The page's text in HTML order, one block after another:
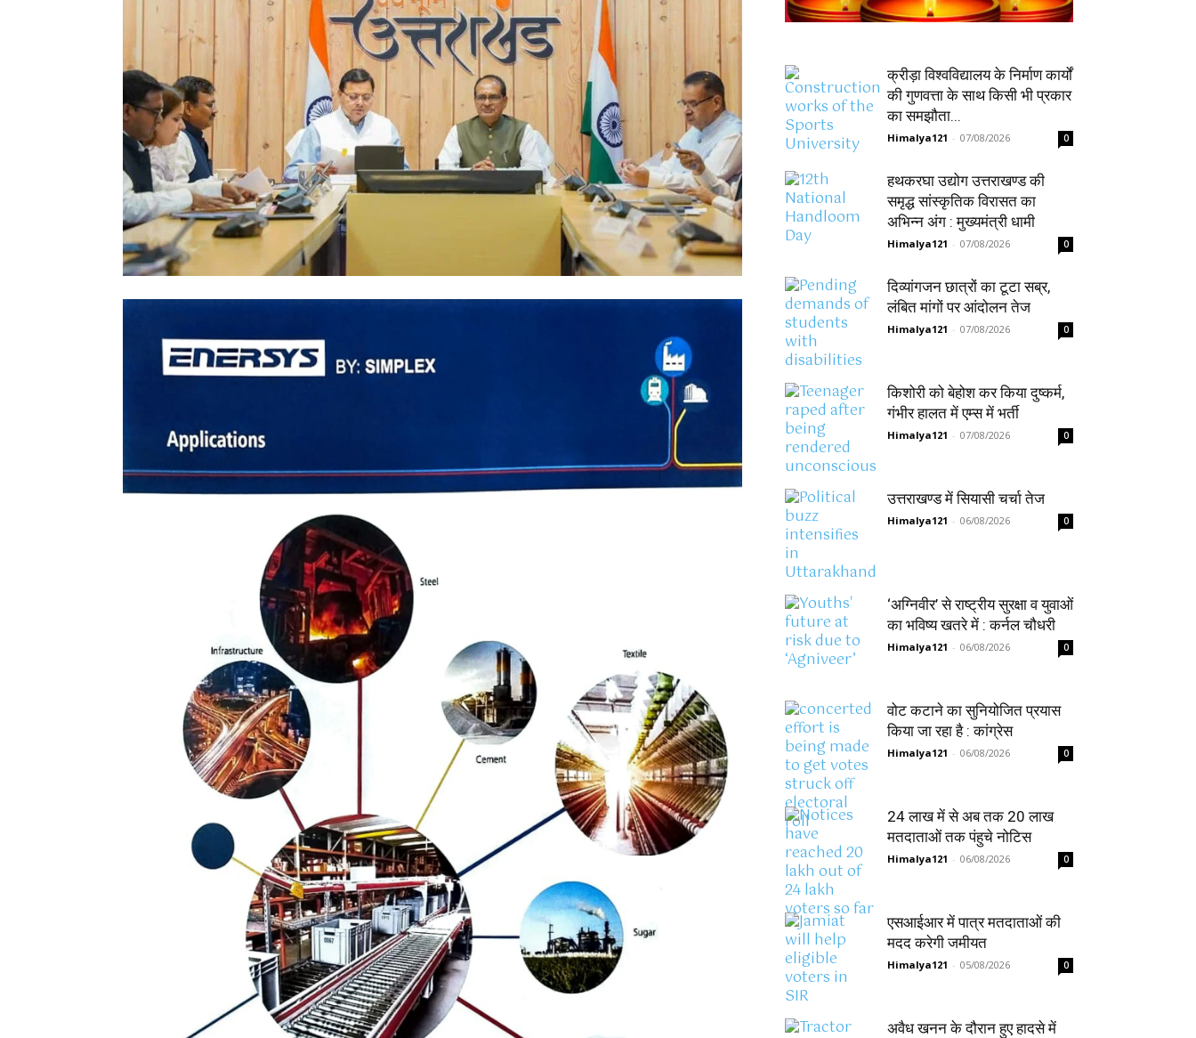
क्रीड़ा विश्वविद्यालय के निर्माण कार्यों
की गुणवत्ता के साथ किसी भी प्रकार
का समझौता...
Himalya121 - 07/08/2026 0
हथकरघा उद्योग उत्तराखण्ड की
समृद्ध सांस्कृतिक विरासत का
अभिन्न अंग : मुख्यमंत्री धामी
Himalya121 - 07/08/2026 0
दिव्यांगजन छात्रों का टूटा सब्र,
लंबित मांगों पर आंदोलन तेज
Himalya121 - 07/08/2026 0
किशोरी को बेहोश कर किया दुष्कर्म,
गंभीर हालत में एम्स में भर्ती
Himalya121 - 07/08/2026 0
उत्तराखण्ड में सियासी चर्चा तेज
Himalya121 - 06/08/2026 0
‘अग्निवीर’ से राष्ट्रीय सुरक्षा व युवाओं
का भविष्य खतरे में : कर्नल चौधरी
Himalya121 - 06/08/2026 0
वोट कटाने का सुनियोजित प्रयास
किया जा रहा है : कांग्रेस
Himalya121 - 06/08/2026 0
24 लाख में से अब तक 20 लाख
मतदाताओं तक पंहुचे नोटिस
Himalya121 - 06/08/2026 0
एसआईआर में पात्र मतदाताओं की
मदद करेगी जमीयत
Himalya121 - 05/08/2026 0
अवैध खनन के दौरान हुए हादसे में